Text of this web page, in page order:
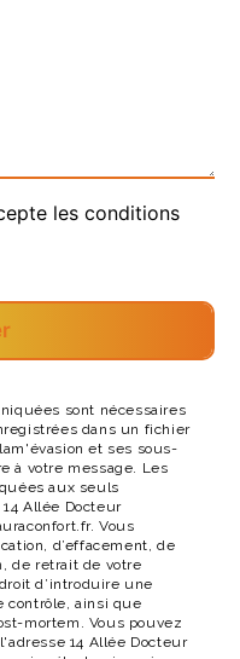
les conditions
sont nécessaires
dans un fichier
et ses sous-
à votre message. Les
aux seuls
Allée Docteur
Vous
d’effacement, de
de retrait de votre
d’introduire une
contrôle, ainsi que
mortem. Vous pouvez
14 Allée Docteur